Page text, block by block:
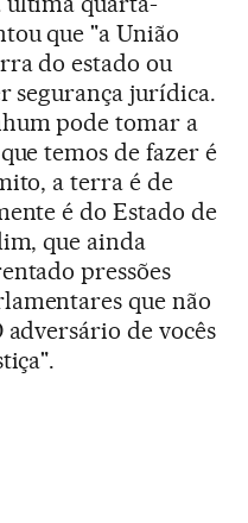
que "a União
do estado ou
segurança jurídica.
pode tomar a
temos de fazer é
a terra é de
é do Estado de
que ainda
pressões
que não
adversário de vocês